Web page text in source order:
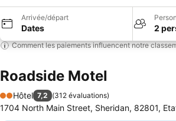
Arrivée/départ
Dates 2
Comment les paiements influencent notre
Roadside Motel
2 Étoiles
Hôtel 7,2 (312 évaluations)
1704 North Main Street, Sheridan, 82801,